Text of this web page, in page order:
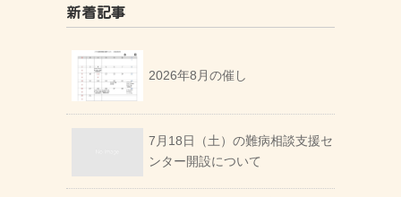
新着記事
2026年8月の催し
7月18日（土）の難病相談支援セ
ンター開設について